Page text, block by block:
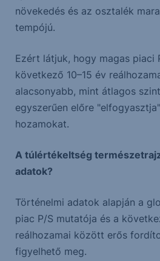
növekedés és az osztalék
tempójú.
Ezért látjuk, hogy magas piaci
következő 10–15 év
alacsonyabb, mint átlagos
egyszerűen előre
hozamokat.
A túlértékeltség
adatok?
Történelmi adatok alapján a
piac P/S mutatója és a
reálhozamai között erős
figyelhető meg.